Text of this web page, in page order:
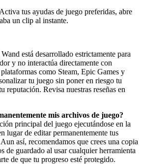
Activa tus ayudas de juego preferidas, abre
un clip al instante.
está desarrollado estrictamente para
y no interactúa directamente con
como Steam, Epic Games y
tu juego sin poner en riesgo tu
reputación. Revisa nuestras reseñas en
mis archivos de juego?
principal del juego ejecutándose en la
lugar de editar permanentemente tus
así, recomendamos que crees una copia
de guardado al usar cualquier herramienta
de que tu progreso esté protegido.